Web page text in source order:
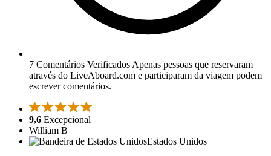
7 Comentários Verificados Apenas pessoas que reservaram
através do LiveAboard.com e participaram da viagem podem
escrever comentários.
9,6 Excepcional
William B
Estados Unidos